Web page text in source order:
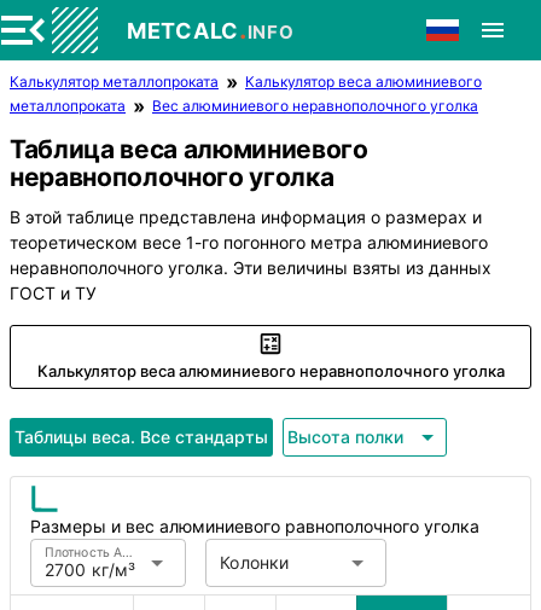
METCALC.INFO
Калькулятор металлопроката
Калькулятор веса алюминиевого
металлопроката
Вес алюминиевого неравнополочного уголка
Таблица веса алюминиевого
неравнополочного уголка
В этой таблице представлена информация о размерах и
теоретическом весе 1-го погонного метра алюминиевого
неравнополочного уголка. Эти величины взяты из данных
ГОСТ и ТУ
Калькулятор веса алюминиевого неравнополочного уголка
Таблицы веса. Все стандарты Высота полки
Размеры и вес алюминиевого равнополочного уголка
2700 кг/м³
Плотность Алюминий Колонки